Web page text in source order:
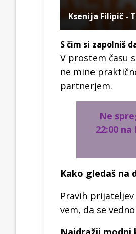
Ksenija Filipič -
S čim si zapolniš
V prostem času
ne mine
partnerjem.
Ne
22:00
Kako gledaš na
Pravih
vem, da se